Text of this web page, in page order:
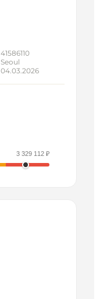
41586110
Seoul
04.03.2026
3 329 112 ₽